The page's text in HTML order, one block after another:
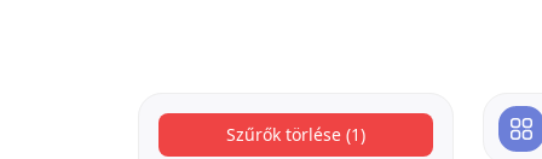
Szűrők törlése (1)